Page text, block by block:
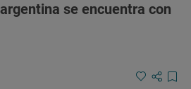
se encuentra con